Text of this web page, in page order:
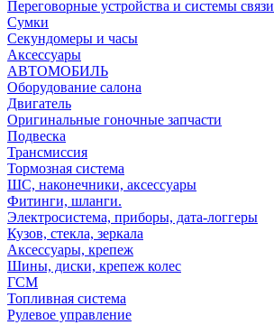
Переговорные устройства и системы связи
Сумки
Секундомеры и часы
Аксессуары
АВТОМОБИЛЬ
Оборудование салона
Двигатель
Оригинальные гоночные запчасти
Подвеска
Трансмиссия
Тормозная система
ШС, наконечники, аксессуары
Фитинги, шланги.
Электросистема, приборы, дата-логгеры
Кузов, стекла, зеркала
Аксессуары, крепеж
Шины, диски, крепеж колес
ГСМ
Топливная система
Рулевое управление